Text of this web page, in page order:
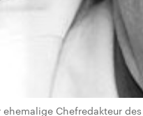
ehemalige Chefredakteur